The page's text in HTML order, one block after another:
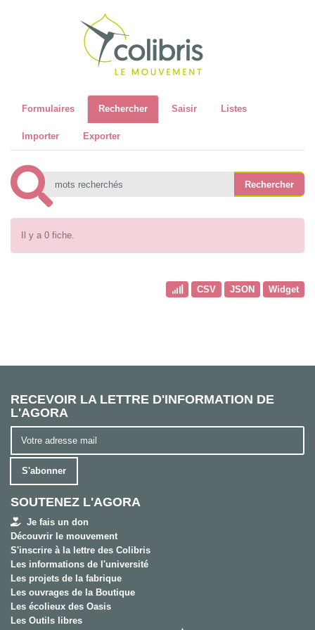
Formulaires Rechercher Saisir Listes
Importer Exporter
Il y a 0 fiche.
CSV JSON Widget
RECEVOIR LA LETTRE D'INFORMATION DE
L'AGORA
S'abonner
SOUTENEZ L'AGORA
Je fais un don
Découvrir le mouvement
S'inscrire à la lettre des Colibris
Les informations de l'université
Les projets de la fabrique
Les ouvrages de la Boutique
Les écolieux des Oasis
Les Outils libres